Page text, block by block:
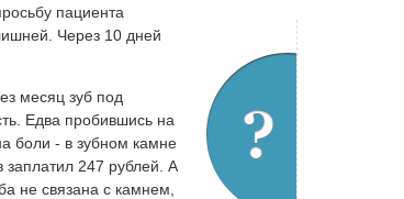
пациента
Через 10 дней
месяц зуб под
Едва пробившись на
боли - в зубном камне
247 рублей. А
не связана с камнем,